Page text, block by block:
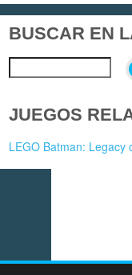
BUSCAR EN
JUEGOS
LEGO Batman: Legacy